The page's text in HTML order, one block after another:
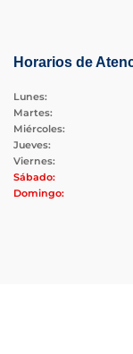
Horarios de
Lunes:
Martes:
Miércoles:
Jueves:
Viernes:
Sábado:
Domingo: